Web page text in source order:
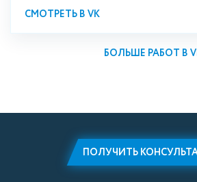
СМОТРЕТЬ В VK
БОЛЬШЕ РАБОТ В
ПОЛУЧИТЬ